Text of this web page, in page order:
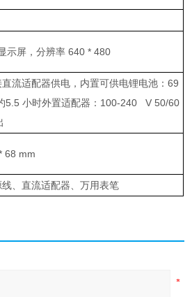
示屏，分辨率 640 * 480
流适配器供电，内置可供电锂电池：69
5.5小时外置适配器： 100-240 V 50/60
68 mm
、直流适配器、万用表笔